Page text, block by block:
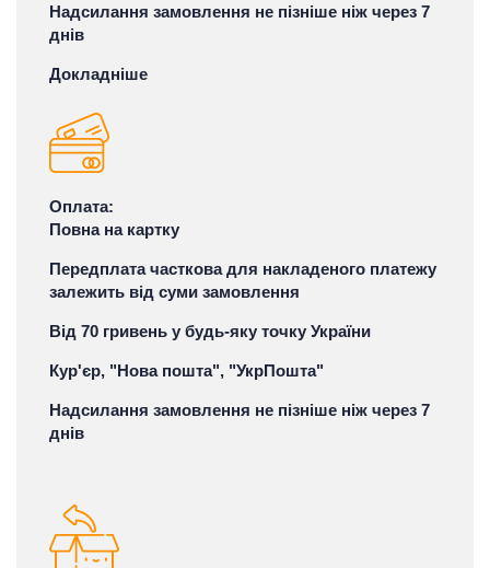
Надсилання замовлення не пізніше ніж через 7
днів
Докладніше
Оплата:
Повна на картку
Передплата часткова для накладеного платежу
залежить від суми замовлення
Від 70 гривень у будь-яку точку України
Кур'єр, "Нова пошта", "УкрПошта"
Надсилання замовлення не пізніше ніж через 7
днів